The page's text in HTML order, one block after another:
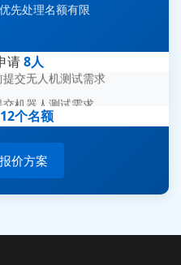
先处理名额有限
请8人
交防爆测试需求
交无人机测试需求
12个名额
价方案